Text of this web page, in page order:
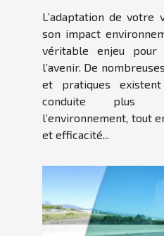
L’adaptation de votre
son impact
véritable enjeu
l’avenir. De
et pratiques
conduite plus
l’environnement, tout
et efficacité...